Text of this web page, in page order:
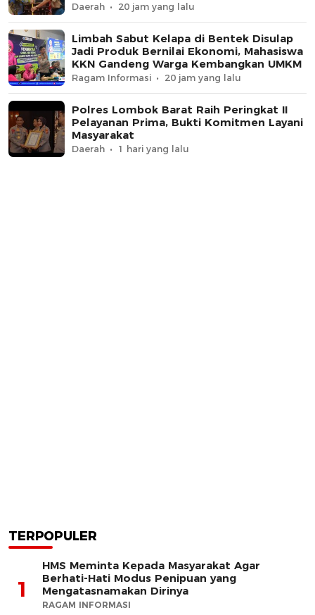
Daerah 20 jam yang lalu
Limbah Sabut Kelapa di Bentek Disulap
Jadi Produk Bernilai Ekonomi, Mahasiswa
KKN Gandeng Warga Kembangkan UMKM
Ragam Informasi 20 jam yang lalu
Polres Lombok Barat Raih Peringkat II
Pelayanan Prima, Bukti Komitmen Layani
Masyarakat
Daerah 1 hari yang lalu
TERPOPULER
1
HMS Meminta Kepada Masyarakat Agar
Berhati-Hati Modus Penipuan yang
Mengatasnamakan Dirinya
RAGAM INFORMASI